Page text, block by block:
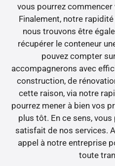
vous pourrez
Finalement, notre rapidité
nous trouvons être
récupérer le conteneur
pouvez compter
accompagnerons avec
construction, de
cette raison, via notre
pourrez mener à bien vos
plus tôt. En ce sens,
satisfait de nos services.
appel à notre entreprise
toute